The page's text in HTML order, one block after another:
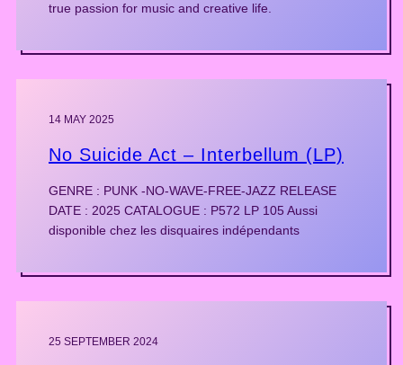
true passion for music and creative life.
14 MAY 2025
No Suicide Act – Interbellum (LP)
GENRE : PUNK -NO-WAVE-FREE-JAZZ RELEASE
DATE : 2025 CATALOGUE : P572 LP 105 Aussi
disponible chez les disquaires indépendants
25 SEPTEMBER 2024